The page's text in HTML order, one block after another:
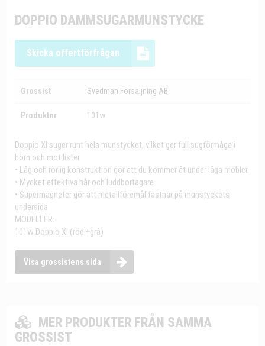
DOPPIO DAMMSUGARMUNSTYCKE
Skicka offertförfrågan
Grossist Svedman Försäljning AB
Produktnr 101w
Doppio XI suger runt hela munstycket, vilket ger full sugförmåga i
hörn och mot lister
• Låg och rörlig konstruktion gör att du kommer åt under låga möbler.
• Mycket effektiva hår och luddbortagare.
• Supermagneter gör att metallföremål fastnar på munstyckets
undersida
MODELLER:
101w Doppio XI (röd +grå)
Visa grossistens sida
MER PRODUKTER FRÅN SAMMA
GROSSIST